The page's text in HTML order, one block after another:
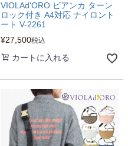
VIOLAd'ORO ビアンカ ターン
ロック付き A4対応 ナイロント
ート V-2261
¥27,500税込
カートに入れる